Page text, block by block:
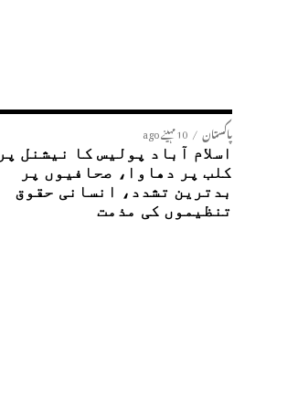
پاکستان 10 مہینے ago
اسلام آباد پولیس کا نیشنل
کلب پر دھاوا، صحافیوں پر
بدترین تشدد، انسانی حقوق
تنظیموں کی مذمت